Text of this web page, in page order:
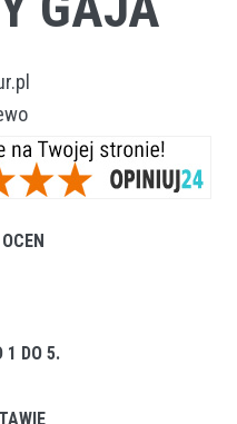
1 DO 5.